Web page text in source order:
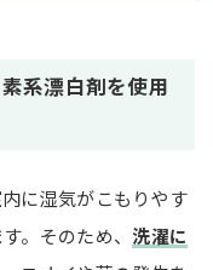
系漂白剤を使用
に湿気がこもりやす
。そのため、洗濯に